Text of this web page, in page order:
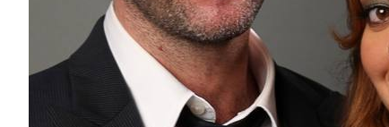
Кіно Новини
Актриса та продюсер Обрі Пласа відреагувала на
чоловіка, кінорежисера Джеффа Баена. «Це
вдячні всім, хто запропонував...
Автор:Єгор Бунін